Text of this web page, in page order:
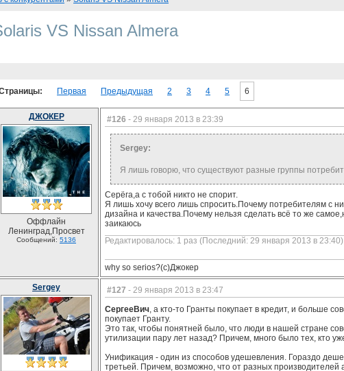
VS Nissan Almera
Первая Предыдущая 2 3 4 5 6
ДЖОКЕР
Оффлайн
Ленинград,Просвет
Сообщений: 5136
#126 - 29 января 2013 в 23:39
Sergey:
Я лишь говорю, что существуют разные группы
Серёга,а с тобой никто не спорит.
Я лишь хочу всего лишь спросить.Почему потребителям с
дизайна и качества.Почему нельзя сделать всё то же
заикаюсь
Редактировалось: 1 раз (Последний: 29 января 2013 в 23:40)
why so serios?(с)Джокер
Sergey #127 - 29 января 2013 в 23:47
СергееВич, а кто-то Гранты покупает в кредит, и больше
покупает Гранту.
Это так, чтобы понятней было, что люди в нашей стране
утилизации пару лет назад? Причем, много было тех, кто
Унификация - один из способов удешевления. Гораздо
третьей. Причем, возможно, что от разных производителей